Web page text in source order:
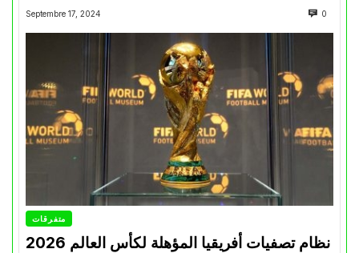
Septembre 17, 2024 0
متفرقات
نظام تصفيات أفريقيا المؤهلة لكأس العالم 2026